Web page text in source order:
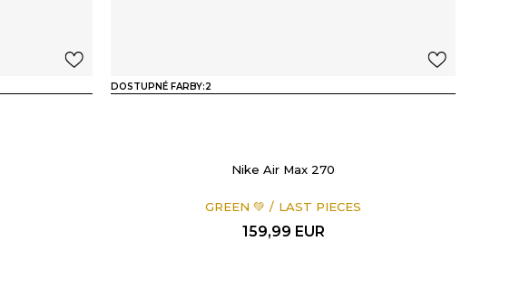
DOSTUPNÉ FARBY:2
Nike Air Max 270
GREEN 💚 LAST PIECES
159,99 EUR